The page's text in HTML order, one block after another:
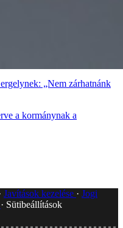
„Nem zárhatnánk
a kormánynak a
Javítások kezelése
Jogi
Sütibeállítások